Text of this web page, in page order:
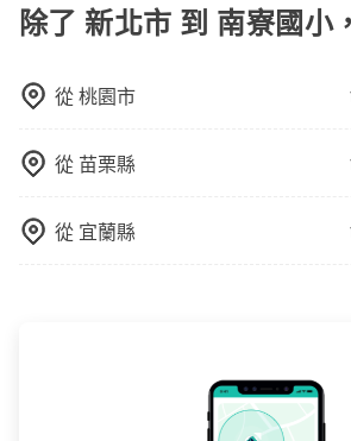
得到，我們就保證發車。直接在官網
辦公大樓、飯店民宿、各地車站、機
除了 新北市 到 南寮國
從桃園市
從 苗栗縣
從 宜蘭縣